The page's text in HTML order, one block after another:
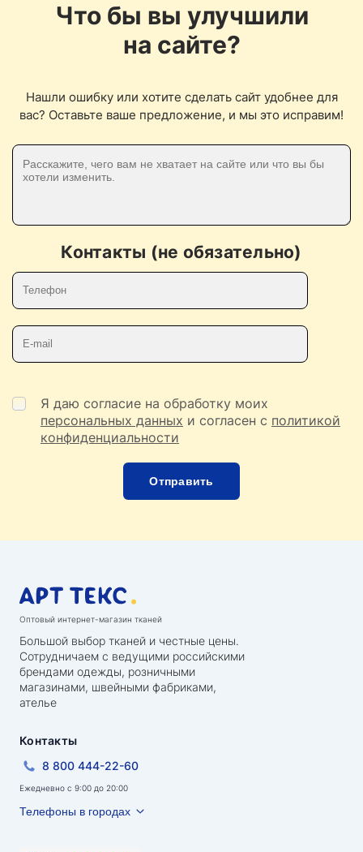
Что бы вы улучшили
на сайте?
Нашли ошибку или хотите сделать сайт удобнее для
вас? Оставьте ваше предложение, и мы это исправим!
Контакты (не обязательно)
Я даю согласие на обработку моих
персональных данных и согласен с политикой
конфиденциальности
Оптовый интернет-магазин тканей
Большой выбор тканей и честные цены.
Сотрудничаем с ведущими российскими
брендами одежды, розничными
магазинами, швейными фабриками,
ателье
Контакты
8 800 444-22-60
Ежедневно с 9:00 до 20:00
Телефоны в городах